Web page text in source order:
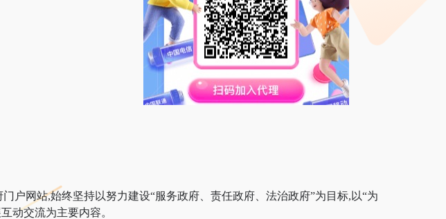
户网站,始终坚持以努力建设“服务政府、责任政府、法治政府”为目标,以“为
动交流为主要内容。